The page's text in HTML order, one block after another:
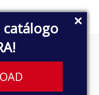
catálogo
OS